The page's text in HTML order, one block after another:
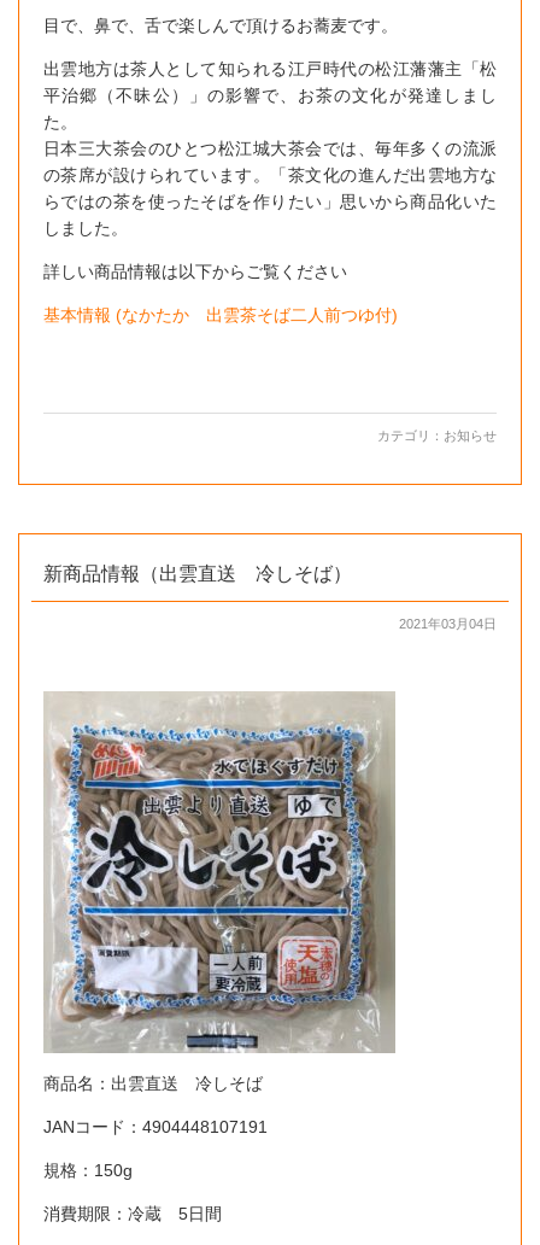
目で、鼻で、舌で楽しんで頂けるお蕎麦です。
出雲地方は茶人として知られる江戸時代の松江藩藩主「松
平治郷（不昧公）」の影響で、お茶の文化が発達しまし
た。
日本三大茶会のひとつ松江城大茶会では、毎年多くの流派
の茶席が設けられています。「茶文化の進んだ出雲地方な
らではの茶を使ったそばを作りたい」思いから商品化いた
しました。
詳しい商品情報は以下からご覧ください
基本情報 (なかたか 出雲茶そば二人前つゆ付)
カテゴリ： お知らせ
新商品情報（出雲直送 冷しそば）
2021年03月04日
商品名：出雲直送 冷しそば
JANコード：4904448107191
規格：150g
消費期限：冷蔵 5日間